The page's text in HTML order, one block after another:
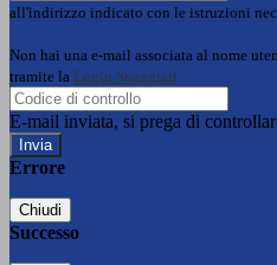
all'indirizzo indicato con le istruzioni
Non hai una e-mail associata al nome
tramite la Login Spaggiari
E-mail inviata, si prega di
Errore
Chiudi
Successo